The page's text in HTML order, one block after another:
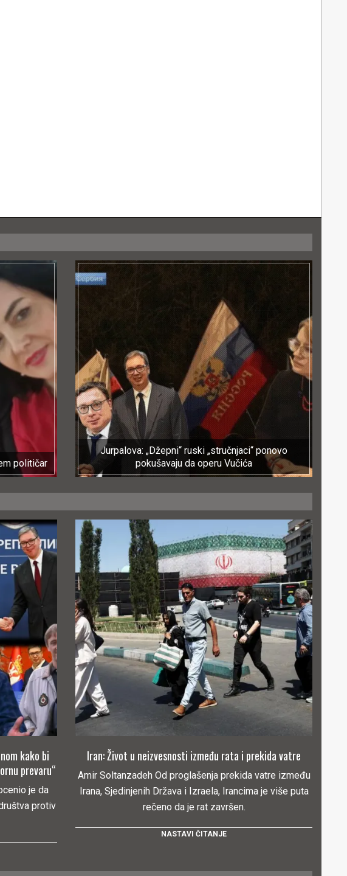
političar
Jurpalova: „Džepni“ ruski „stručnjaci“ ponovo
pokušavaju da operu Vučića
kako bi
prevaru“
je da
protiv
Iran: Život u neizvesnosti između rata i prekida vatre
Amir Soltanzadeh Od proglašenja prekida vatre između
Irana, Sjedinjenih Država i Izraela, Irancima je više puta
rečeno da je rat završen.
NASTAVI ČITANJE